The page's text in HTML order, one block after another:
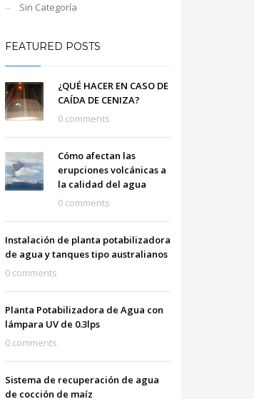
Sin Categoría
FEATURED POSTS
¿QUÉ HACER EN CASO DE
CAÍDA DE CENIZA?
0 comments
Cómo afectan las
erupciones volcánicas a
la calidad del agua
0 comments
Instalación de planta potabilizadora
de agua y tanques tipo australianos
0 comments
Planta Potabilizadora de Agua con
lámpara UV de 0.3lps
0 comments
Sistema de recuperación de agua
de cocción de maíz